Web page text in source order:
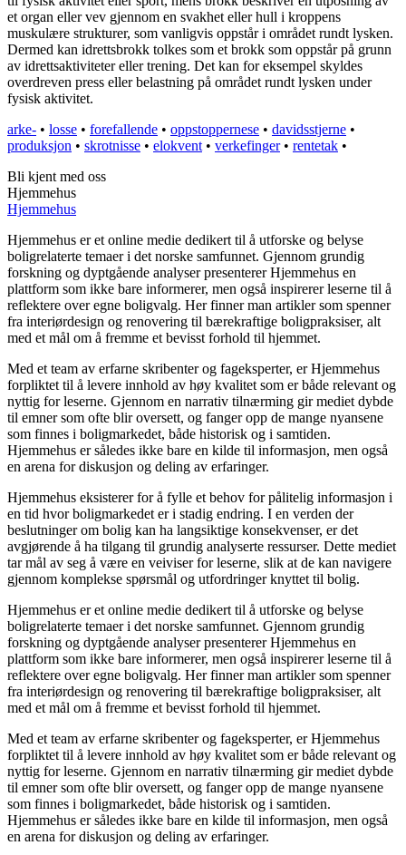
et organ eller vev gjennom en svakhet eller hull i kroppens
muskulære strukturer, som vanligvis oppstår i området rundt lysken.
Dermed kan idrettsbrokk tolkes som et brokk som oppstår på grunn
av idrettsaktiviteter eller trening. Det kan for eksempel skyldes
overdreven press eller belastning på området rundt lysken under
fysisk aktivitet.
arke- • losse • forefallende • oppstoppernese • davidsstjerne •
produksjon • skrotnisse • elokvent • verkefinger• rentetak •
Bli kjent med oss
Hjemmehus
Hjemmehus
Hjemmehus er et online medie dedikert til å utforske og belyse
boligrelaterte temaer i det norske samfunnet. Gjennom grundig
forskning og dyptgående analyser presenterer Hjemmehus en
plattform som ikke bare informerer, men også inspirerer leserne til å
reflektere over egne boligvalg. Her finner man artikler som spenner
fra interiørdesign og renovering til bærekraftige boligpraksiser, alt
med et mål om å fremme et bevisst forhold til hjemmet.
Med et team av erfarne skribenter og fageksperter, er Hjemmehus
forpliktet til å levere innhold av høy kvalitet som er både relevant og
nyttig for leserne. Gjennom en narrativ tilnærming gir mediet dybde
til emner som ofte blir oversett, og fanger opp de mange nyansene
som finnes i boligmarkedet, både historisk og i samtiden.
Hjemmehus er således ikke bare en kilde til informasjon, men også
en arena for diskusjon og deling av erfaringer.
Hjemmehus eksisterer for å fylle et behov for pålitelig informasjon i
en tid hvor boligmarkedet er i stadig endring. I en verden der
beslutninger om bolig kan ha langsiktige konsekvenser, er det
avgjørende å ha tilgang til grundig analyserte ressurser. Dette mediet
tar mål av seg å være en veiviser for leserne, slik at de kan navigere
gjennom komplekse spørsmål og utfordringer knyttet til bolig.
Hjemmehus er et online medie dedikert til å utforske og belyse
boligrelaterte temaer i det norske samfunnet. Gjennom grundig
forskning og dyptgående analyser presenterer Hjemmehus en
plattform som ikke bare informerer, men også inspirerer leserne til å
reflektere over egne boligvalg. Her finner man artikler som spenner
fra interiørdesign og renovering til bærekraftige boligpraksiser, alt
med et mål om å fremme et bevisst forhold til hjemmet.
Med et team av erfarne skribenter og fageksperter, er Hjemmehus
forpliktet til å levere innhold av høy kvalitet som er både relevant og
nyttig for leserne. Gjennom en narrativ tilnærming gir mediet dybde
til emner som ofte blir oversett, og fanger opp de mange nyansene
som finnes i boligmarkedet, både historisk og i samtiden.
Hjemmehus er således ikke bare en kilde til informasjon, men også
en arena for diskusjon og deling av erfaringer.